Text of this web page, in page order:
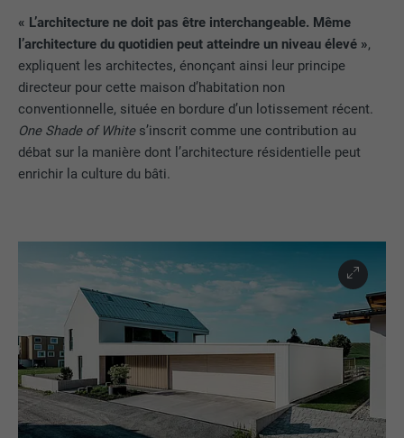
« L’architecture ne doit pas être interchangeable. Même
l’architecture du quotidien peut atteindre un niveau élevé »,
expliquent les architectes, énonçant ainsi leur principe
directeur pour cette maison d’habitation non
conventionnelle, située en bordure d’un lotissement récent.
One Shade of Whites’inscrit comme une contribution au
débat sur la manière dont l’architecture résidentielle peut
enrichir la culture du bâti.